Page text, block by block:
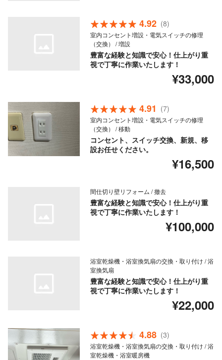
4.92 (8)
室内コンセント増設・電気スイッチの修理
（交換） / 増設
豊富な経験と知識で安心！仕上がり重
視で丁寧に作業いたします！
¥33,000
4.91 (7)
室内コンセント増設・電気スイッチの修理
（交換） / 移動
コンセント、スイッチ交換、新規、移
設お任せください。
¥16,500
間仕切り壁リフォーム / 撤去
豊富な経験と知識で安心！仕上がり重
視で丁寧に作業いたします！
¥100,000
浴室乾燥機・浴室換気扇の交換・取り付け / 浴
室換気扇
豊富な経験と知識で安心！仕上がり重
視で丁寧に作業いたします！
¥22,000
4.88 (3)
浴室乾燥機・浴室換気扇の交換・取り付け / 浴
室乾燥機・浴室暖房機